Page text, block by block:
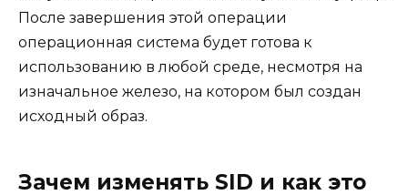
После завершения этой операции
операционная система будет готова к
использованию в любой среде, несмотря на
изначальное железо, на котором был создан
исходный образ.
Зачем изменять SID и как это